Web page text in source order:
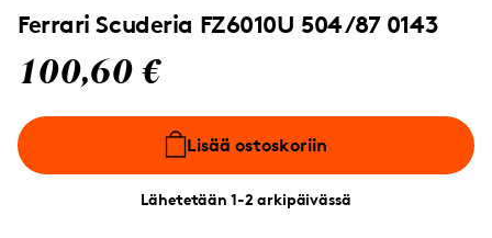
Ferrari Scuderia FZ6010U 504/87 0143
100,60 €
Lisää ostoskoriin
Lähetetään 1-2 arkipäivässä